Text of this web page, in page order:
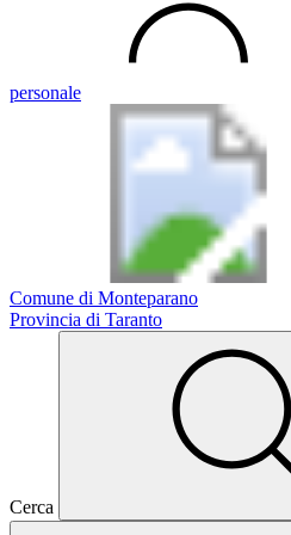
personale
Comune di Monteparano
Provincia di Taranto
Cerca